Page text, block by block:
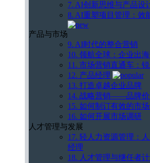
7. AI创新思维与产品设
8. AI重塑项目管理：效
产品与市场
9. AI时代的整合营销
10. 领航全球：企业出
11. 市场营销直通车：
12. 产品经理
13. 打造卓越企业品牌
14. 战略营销——品牌价
15. 如何制订有效的市场
16. 如何开展市场调研
人才管理与发展
17. 轻人力资源管理：
经理
18. 人才管理与继任者